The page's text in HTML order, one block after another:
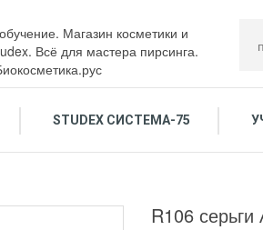
Магазин косметики и
Всё для мастера пирсинга.
STUDEX СИСТЕМА-75
R106